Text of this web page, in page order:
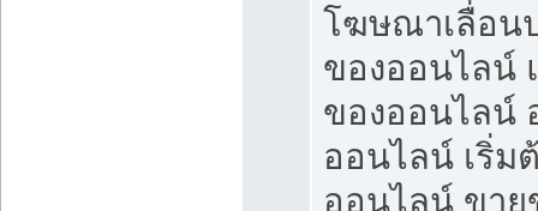
โฆษณาเลื่อน
ของออนไลน์
ของออนไลน์
ออนไลน์ เริ่ม
ออนไลน์ ขาย